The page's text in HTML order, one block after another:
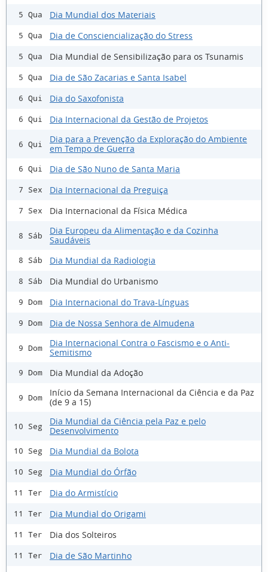
5 Qua Dia Mundial dos Materiais
5 Qua Dia de Consciencialização do Stress
5 Qua Dia Mundial de Sensibilização para os Tsunamis
5 Qua Dia de São Zacarias e Santa Isabel
6 Qui Dia do Saxofonista
6 Qui Dia Internacional da Gestão de Projetos
6 Qui
Dia para a Prevenção da Exploração do Ambiente
em Tempo de Guerra
6 Qui Dia de São Nuno de Santa Maria
7 Sex Dia Internacional da Preguiça
7 Sex Dia Internacional da Física Médica
8 Sáb
Dia Europeu da Alimentação e da Cozinha
Saudáveis
8 Sáb Dia Mundial da Radiologia
8 Sáb Dia Mundial do Urbanismo
9 Dom Dia Internacional do Trava-Línguas
9 Dom Dia de Nossa Senhora de Almudena
9 Dom
Dia Internacional Contra o Fascismo e o Anti-
Semitismo
9 Dom Dia Mundial da Adoção
9 Dom
Início da Semana Internacional da Ciência e da Paz
(de 9 a 15)
10 Seg
Dia Mundial da Ciência pela Paz e pelo
Desenvolvimento
10 Seg Dia Mundial da Bolota
10 Seg Dia Mundial do Órfão
11 Ter Dia do Armistício
11 Ter Dia Mundial do Origami
11 Ter Dia dos Solteiros
11 Ter
Dia de São Martinho